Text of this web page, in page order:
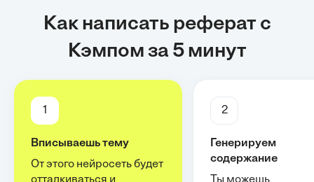
Как написать реферат с
Кэмпом за 5 минут
1
Вписываешь тему
От этого нейросеть будет
2
Генерируем
содержание